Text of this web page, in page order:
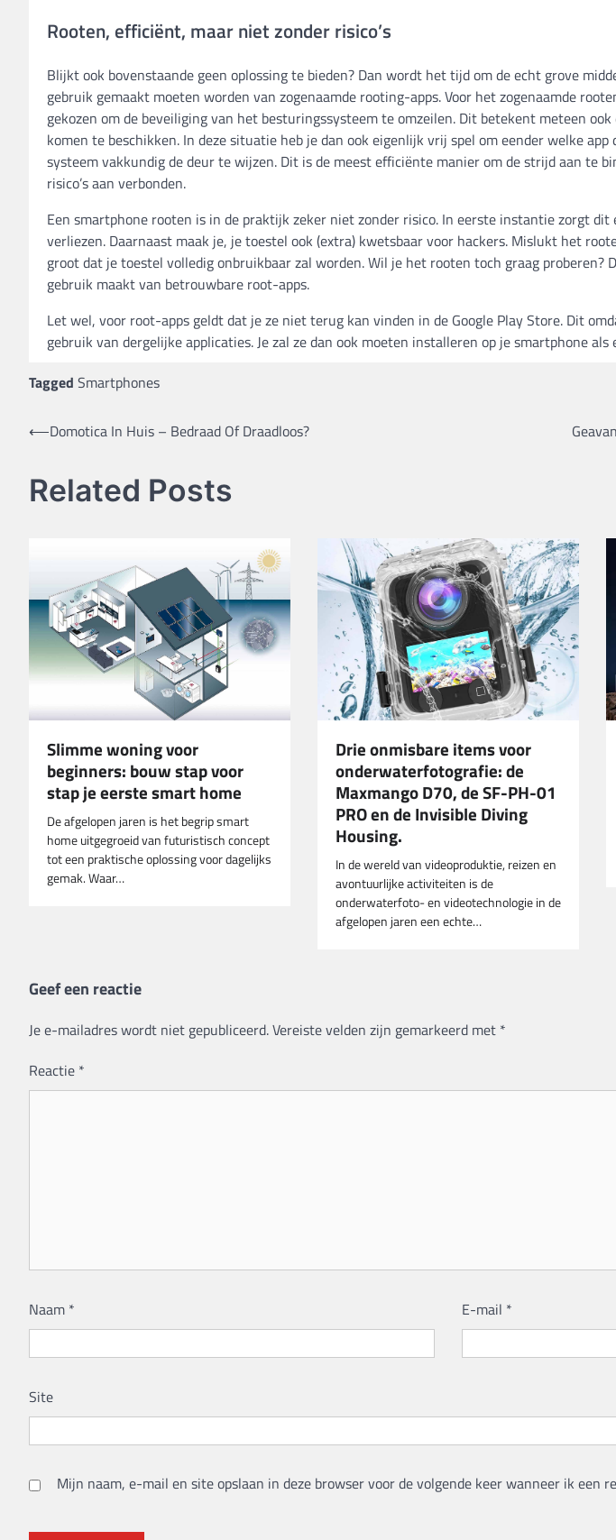
Rooten, efficiënt, maar niet zonder risico’s
Blijkt ook bovenstaande geen oplossing te bieden? Dan wordt het tijd om de echt grove
gebruik gemaakt moeten worden van zogenaamde rooting-apps. Voor het zogenaamde
gekozen om de beveiliging van het besturingssysteem te omzeilen. Dit betekent meteen
komen te beschikken. In deze situatie heb je dan ook eigenlijk vrij spel om eender welke
systeem vakkundig de deur te wijzen. Dit is de meest efficiënte manier om de strijd aan te
risico’s aan verbonden.
Een smartphone rooten is in de praktijk zeker niet zonder risico. In eerste instantie zorgt
verliezen. Daarnaast maak je, je toestel ook (extra) kwetsbaar voor hackers. Mislukt het
groot dat je toestel volledig onbruikbaar zal worden. Wil je het rooten toch graag proberen?
gebruik maakt van betrouwbare root-apps.
Let wel, voor root-apps geldt dat je ze niet terug kan vinden in de Google Play Store. Dit
gebruik van dergelijke applicaties. Je zal ze dan ook moeten installeren op je smartphone als
Tagged Smartphones
Bericht
⟵Domotica In Huis – Bedraad Of Draadloos?
Related Posts
Slimme woning voor
beginners: bouw stap voor
stap je eerste smart home
De afgelopen jaren is het begrip smart
home uitgegroeid van futuristisch concept
tot een praktische oplossing voor dagelijks
gemak. Waar…
Drie onmisbare items voor
onderwaterfotografie: de
Maxmango D70, de SF-PH-01
PRO en de Invisible Diving
Housing.
In de wereld van videoproduktie, reizen en
avontuurlijke activiteiten is de
onderwaterfoto- en videotechnologie in de
afgelopen jaren een echte…
Geef een reactie
Je e-mailadres wordt niet gepubliceerd.Vereiste velden zijn gemarkeerd met *
Reactie *
Naam * E-mail *
Site
Mijn naam, e-mail en site opslaan in deze browser voor de volgende keer wanneer ik een